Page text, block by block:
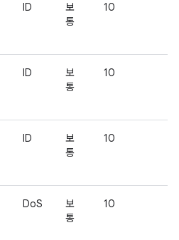
ID
보
통
10
ID
보
통
10
ID
보
통
10
DoS
보
통
10